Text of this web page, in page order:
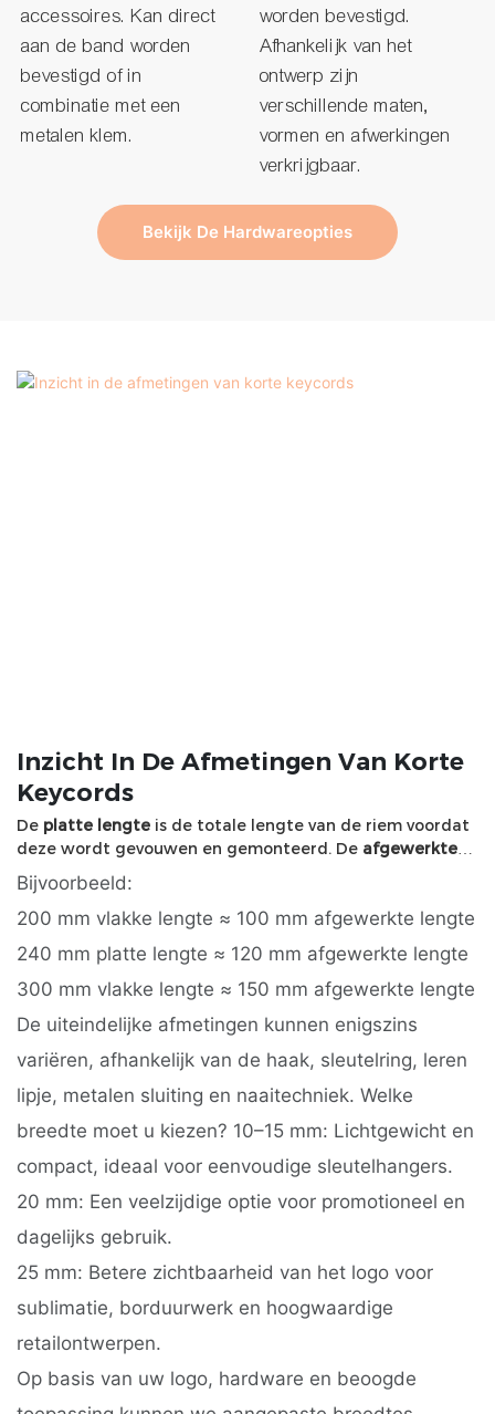
accessoires. Kan direct
aan de band worden
bevestigd of in
combinatie met een
metalen klem.
worden bevestigd.
Afhankelijk van het
ontwerp zijn
verschillende maten,
vormen en afwerkingen
verkrijgbaar.
Bekijk De Hardwareopties
Inzicht In De Afmetingen Van Korte
Keycords
De platte lengte is de totale lengte van de riem voordat
deze wordt gevouwen en gemonteerd. De afgewerkte
lengte
is de geschatte bruikbare lengte nadat de riem is
gevouwen en aan de hardware is bevestigd.
Bijvoorbeeld:
200 mm vlakke lengte ≈ 100 mm afgewerkte lengte
240 mm platte lengte ≈ 120 mm afgewerkte lengte
300 mm vlakke lengte ≈ 150 mm afgewerkte lengte
De uiteindelijke afmetingen kunnen enigszins
variëren, afhankelijk van de haak, sleutelring, leren
lipje, metalen sluiting en naaitechniek. Welke
breedte moet u kiezen? 10–15 mm: Lichtgewicht en
compact, ideaal voor eenvoudige sleutelhangers.
20 mm: Een veelzijdige optie voor promotioneel en
dagelijks gebruik.
25 mm: Betere zichtbaarheid van het logo voor
sublimatie, borduurwerk en hoogwaardige
retailontwerpen.
Op basis van uw logo, hardware en beoogde